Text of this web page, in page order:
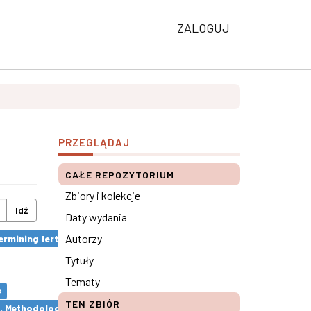
ZALOGUJ
Idź
tertiary education results ×
remarks ×
PRZEGLĄDAJ
CAŁE REPOZYTORIUM
Zbiory i kolekcje
Daty wydania
Autorzy
Tytuły
Tematy
TEN ZBIÓR